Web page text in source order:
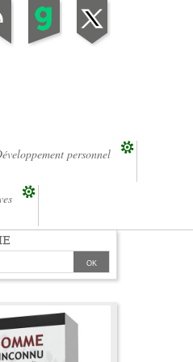
personnel